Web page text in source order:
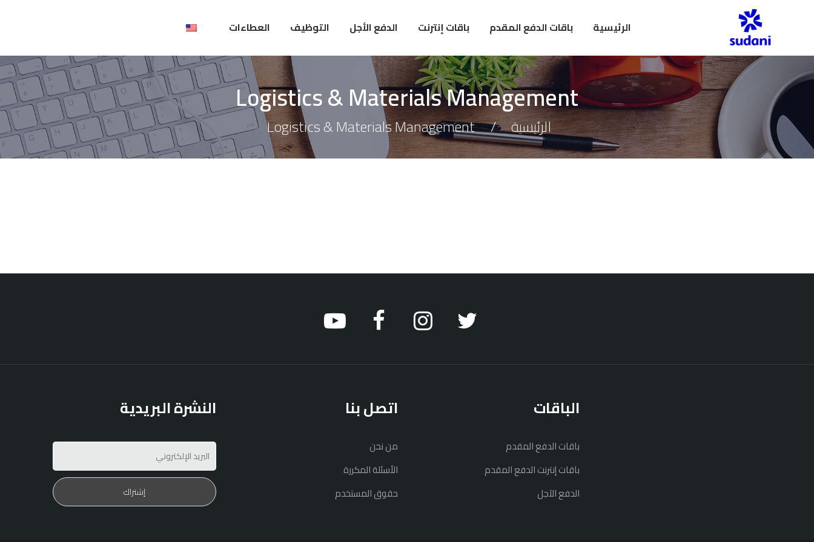
الرئيسية باقات الدفع المقدم باقات إنترنت الدفع الأجل التوظيف العطاءات
Logistics & Materials Management
الرئيسية Logistics & Materials Management
الباقات
باقات الدفع المقدم
باقات إنترنت الدفع المقدم
الدفع الآجل
اتصل بنا
من نحن
الأسئلة المكررة
حقوق المستخدم
النشرة البريدية